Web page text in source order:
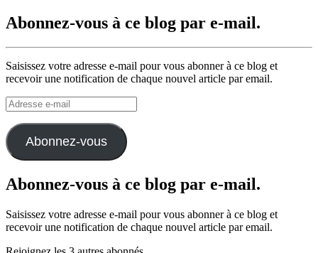
Abonnez-vous à ce blog par e-mail.
Saisissez votre adresse e-mail pour vous abonner à ce blog et
recevoir une notification de chaque nouvel article par email.
Adresse
e-
mail
Abonnez-vous
Abonnez-vous à ce blog par e-mail.
Saisissez votre adresse e-mail pour vous abonner à ce blog et
recevoir une notification de chaque nouvel article par email.